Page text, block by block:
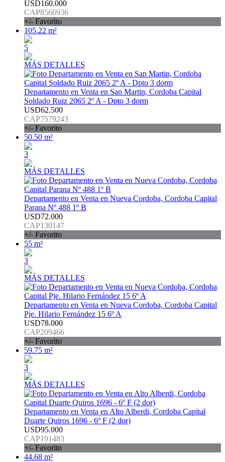
USD160.000
CAP8566936
+/- Favorito
105.22 m²
5
MÁS DETALLES
Departamento en Venta en San Martin, Cordoba Capital
Soldado Ruiz 2065 2º A - Dpto 3 dorm
USD62.500
CAP7579243
+/- Favorito
50.50 m²
3
MÁS DETALLES
Departamento en Venta en Nueva Cordoba, Cordoba Capital
Parana Nº 488 1º B
USD72.000
CAP130147
+/- Favorito
55 m²
3
MÁS DETALLES
Departamento en Venta en Nueva Cordoba, Cordoba Capital
Pje. Hilario Fernández 15 6º A
USD78.000
CAP209466
+/- Favorito
59.75 m²
3
MÁS DETALLES
Departamento en Venta en Alto Alberdi, Cordoba Capital
Duarte Quiros 1696 - 6º F (2 dor)
USD95.000
CAP191483
+/- Favorito
44.68 m²